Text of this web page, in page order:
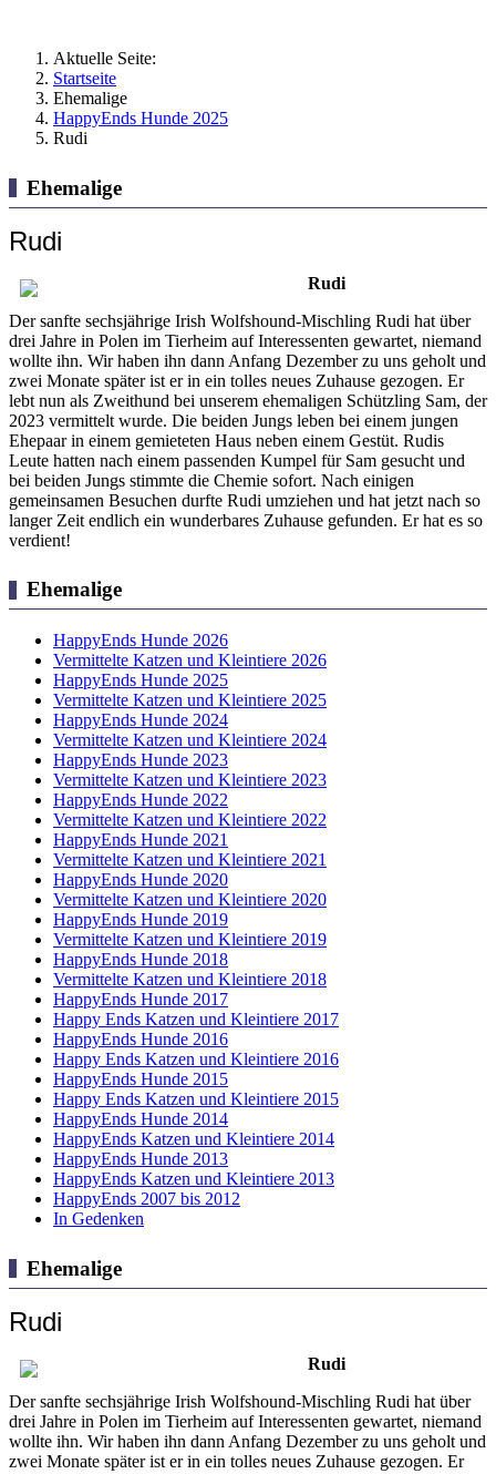
Aktuelle Seite:
Startseite
Ehemalige
HappyEnds Hunde 2025
Rudi
Ehemalige
Rudi
Rudi
Der sanfte sechsjährige Irish Wolfshound-Mischling Rudi hat über
drei Jahre in Polen im Tierheim auf Interessenten gewartet, niemand
wollte ihn. Wir haben ihn dann Anfang Dezember zu uns geholt und
zwei Monate später ist er in ein tolles neues Zuhause gezogen. Er
lebt nun als Zweithund bei unserem ehemaligen Schützling Sam, der
2023 vermittelt wurde. Die beiden Jungs leben bei einem jungen
Ehepaar in einem gemieteten Haus neben einem Gestüt. Rudis
Leute hatten nach einem passenden Kumpel für Sam gesucht und
bei beiden Jungs stimmte die Chemie sofort. Nach einigen
gemeinsamen Besuchen durfte Rudi umziehen und hat jetzt nach so
langer Zeit endlich ein wunderbares Zuhause gefunden. Er hat es so
verdient!
Ehemalige
HappyEnds Hunde 2026
Vermittelte Katzen und Kleintiere 2026
HappyEnds Hunde 2025
Vermittelte Katzen und Kleintiere 2025
HappyEnds Hunde 2024
Vermittelte Katzen und Kleintiere 2024
HappyEnds Hunde 2023
Vermittelte Katzen und Kleintiere 2023
HappyEnds Hunde 2022
Vermittelte Katzen und Kleintiere 2022
HappyEnds Hunde 2021
Vermittelte Katzen und Kleintiere 2021
HappyEnds Hunde 2020
Vermittelte Katzen und Kleintiere 2020
HappyEnds Hunde 2019
Vermittelte Katzen und Kleintiere 2019
HappyEnds Hunde 2018
Vermittelte Katzen und Kleintiere 2018
HappyEnds Hunde 2017
Happy Ends Katzen und Kleintiere 2017
HappyEnds Hunde 2016
Happy Ends Katzen und Kleintiere 2016
HappyEnds Hunde 2015
Happy Ends Katzen und Kleintiere 2015
HappyEnds Hunde 2014
HappyEnds Katzen und Kleintiere 2014
HappyEnds Hunde 2013
HappyEnds Katzen und Kleintiere 2013
HappyEnds 2007 bis 2012
In Gedenken
Ehemalige
Rudi
Rudi
Der sanfte sechsjährige Irish Wolfshound-Mischling Rudi hat über
drei Jahre in Polen im Tierheim auf Interessenten gewartet, niemand
wollte ihn. Wir haben ihn dann Anfang Dezember zu uns geholt und
zwei Monate später ist er in ein tolles neues Zuhause gezogen. Er